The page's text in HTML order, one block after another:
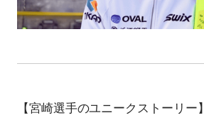
【宮崎選手のユニークストーリー】